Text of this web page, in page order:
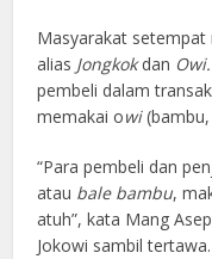
Masyarakat setempat
alias Jongkokdan Owi.
pembeli dalam
memakai owi(bambu,
“Para pembeli dan
atau bale bambu,
atuh”, kata Mang
Jokowi sambil